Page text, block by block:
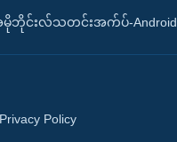
ဘိုင်းလ်သတင်းအက်ပ်-Android
Policy